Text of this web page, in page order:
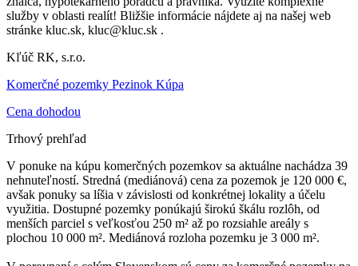
služby v oblasti realít! Bližšie informácie nájdete aj na našej web
stránke kluc.sk, kluc@kluc.sk .
Kľúč RK, s.r.o.
Komerčné pozemky Pezinok Kúpa
Cena dohodou
Trhový prehľad
V ponuke na kúpu komerčných pozemkov sa aktuálne nachádza 39
nehnuteľností. Stredná (mediánová) cena za pozemok je 120 000 €,
avšak ponuky sa líšia v závislosti od konkrétnej lokality a účelu
využitia. Dostupné pozemky ponúkajú širokú škálu rozlôh, od
menších parciel s veľkosťou 250 m² až po rozsiahle areály s
plochou 10 000 m². Mediánová rozloha pozemku je 3 000 m².